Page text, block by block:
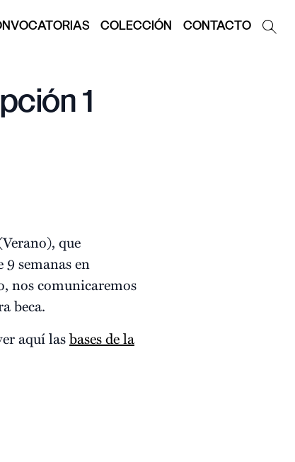
COLECCIÓN CONTACTO
1
que
semanas en
nos comunicaremos
beca.
aquí lasbases de la